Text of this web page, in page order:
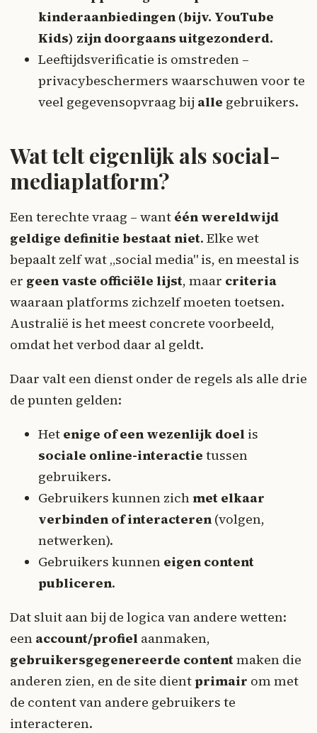
kinderaanbiedingen (bijv. YouTube
Kids) zijn doorgaans uitgezonderd.
Leeftijdsverificatie is omstreden –
privacybeschermers waarschuwen voor te
veel gegevensopvraag bij alle gebruikers.
Wat telt eigenlijk als social-
mediaplatform?
Een terechte vraag – want één wereldwijd
geldige definitie bestaat niet. Elke wet
bepaalt zelf wat „social media" is, en meestal is
er geen vaste officiële lijst, maar criteria
waaraan platforms zichzelf moeten toetsen.
Australië is het meest concrete voorbeeld,
omdat het verbod daar al geldt.
Daar valt een dienst onder de regels als alle drie
de punten gelden:
Het enige of een wezenlijk doel is
sociale online-interactie tussen
gebruikers.
Gebruikers kunnen zichmet elkaar
verbinden of interacteren (volgen,
netwerken).
Gebruikers kunnen eigen content
publiceren.
Dat sluit aan bij de logica van andere wetten:
een account/profiel aanmaken,
gebruikersgegenereerde contentmaken die
anderen zien, en de site dientprimair om met
de content van andere gebruikers te
interacteren.